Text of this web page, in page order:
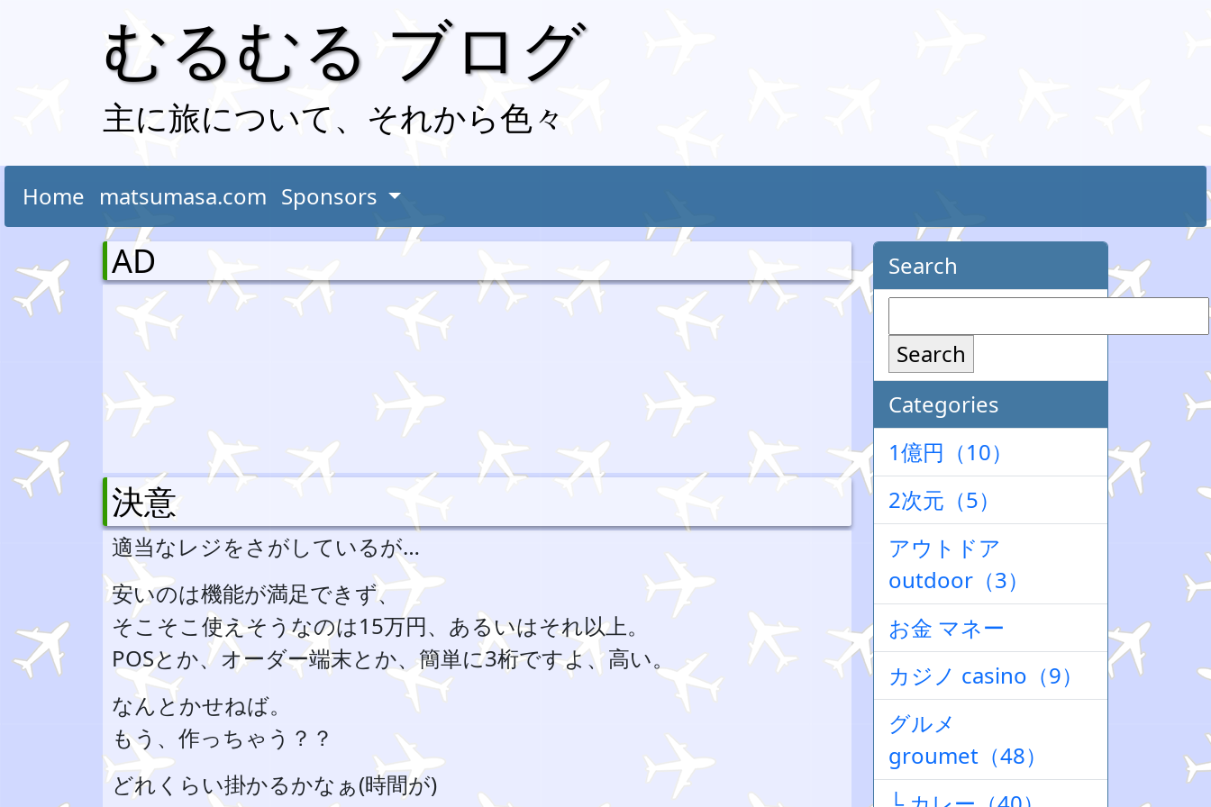
むるむる ブログ
主に旅について、それから色々
Home matsumasa.com Sponsors
AD
決意
適当なレジをさがしているが…
安いのは機能が満足できず、
そこそこ使えそうなのは15万円、あるいはそれ以上。
POSとか、オーダー端末とか、簡単に3桁ですよ、高い。
なんとかせねば。
もう、作っちゃう？？
どれくらい掛かるかなぁ(時間が)
Search
Search
Categories
1億円（10）
2次元（5）
アウトドア
outdoor（3）
お金 マネー
カジノ casino（9）
グルメ
groumet（48）